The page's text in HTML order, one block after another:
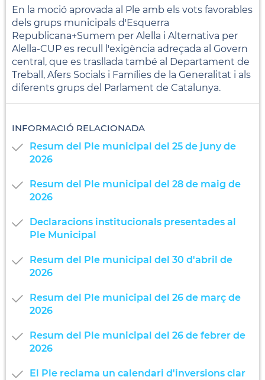
En la moció aprovada al Ple amb els vots favorables
dels grups municipals d'Esquerra
Republicana+Sumem per Alella i Alternativa per
Alella-CUP es recull l'exigència adreçada al Govern
central, que es trasllada també al Departament de
Treball, Afers Socials i Famílies de la Generalitat i als
diferents grups del Parlament de Catalunya.
INFORMACIÓ RELACIONADA
Resum del Ple municipal del 25 de juny de
2026
Resum del Ple municipal del 28 de maig de
2026
Declaracions institucionals presentades al
Ple Municipal
Resum del Ple municipal del 30 d'abril de
2026
Resum del Ple municipal del 26 de març de
2026
Resum del Ple municipal del 26 de febrer de
2026
El Ple reclama un calendari d'inversions clar